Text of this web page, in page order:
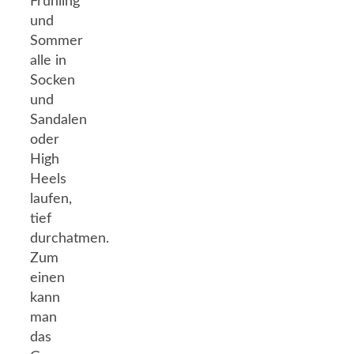
und
Sommer
alle in
Socken
und
Sandalen
oder
High
Heels
laufen,
tief
durchatmen.
Zum
einen
kann
man
das